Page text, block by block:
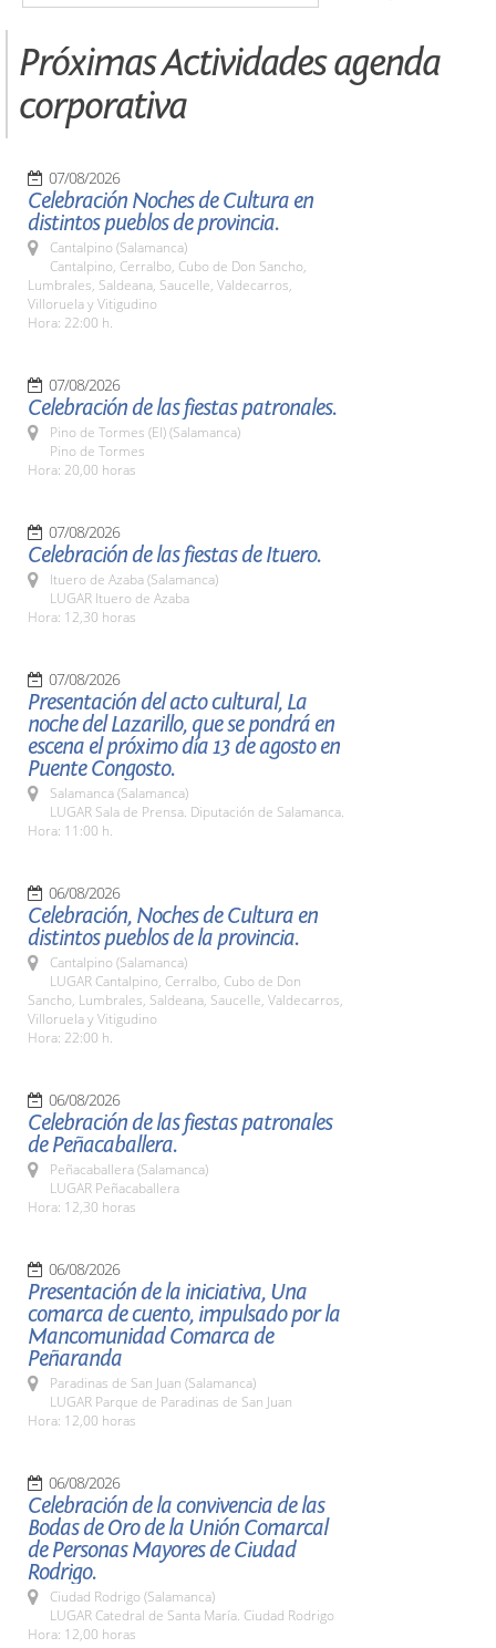
Próximas Actividades agenda
corporativa
07/08/2026
Celebración Noches de Cultura en
distintos pueblos de provincia.
Cantalpino (Salamanca)
Cantalpino, Cerralbo, Cubo de Don Sancho,
Lumbrales, Saldeana, Saucelle, Valdecarros,
Villoruela y Vitigudino
Hora: 22:00 h.
07/08/2026
Celebración de las fiestas patronales.
Pino de Tormes (El) (Salamanca)
Pino de Tormes
Hora: 20,00 horas
07/08/2026
Celebración de las fiestas de Ituero.
Ituero de Azaba (Salamanca)
LUGAR Ituero de Azaba
Hora: 12,30 horas
07/08/2026
Presentación del acto cultural, La
noche del Lazarillo, que se pondrá en
escena el próximo día 13 de agosto en
Puente Congosto.
Salamanca (Salamanca)
LUGAR Sala de Prensa. Diputación de Salamanca.
Hora: 11:00 h.
06/08/2026
Celebración, Noches de Cultura en
distintos pueblos de la provincia.
Cantalpino (Salamanca)
LUGAR Cantalpino, Cerralbo, Cubo de Don
Sancho, Lumbrales, Saldeana, Saucelle, Valdecarros,
Villoruela y Vitigudino
Hora: 22:00 h.
06/08/2026
Celebración de las fiestas patronales
de Peñacaballera.
Peñacaballera (Salamanca)
LUGAR Peñacaballera
Hora: 12,30 horas
06/08/2026
Presentación de la iniciativa, Una
comarca de cuento, impulsado por la
Mancomunidad Comarca de
Peñaranda
Paradinas de San Juan (Salamanca)
LUGAR Parque de Paradinas de San Juan
Hora: 12,00 horas
06/08/2026
Celebración de la convivencia de las
Bodas de Oro de la Unión Comarcal
de Personas Mayores de Ciudad
Rodrigo.
Ciudad Rodrigo (Salamanca)
LUGAR Catedral de Santa María. Ciudad Rodrigo
Hora: 12,00 horas